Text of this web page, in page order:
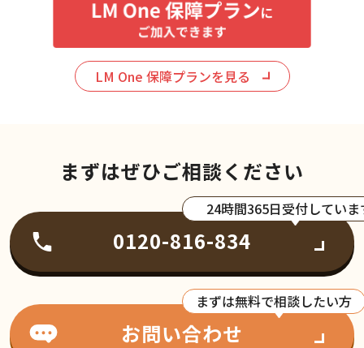
LM One 保障プランを見る
まずはぜひご相談ください
24時間365日受付していま
0120-816-834
まずは無料で相談したい方
お問い合わせ